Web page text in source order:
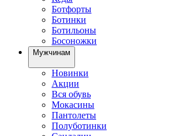
Ботфорты
Ботинки
Ботильоны
Босоножки
Мужчинам
Новинки
Акции
Вся обувь
Мокасины
Пантолеты
Полуботинки